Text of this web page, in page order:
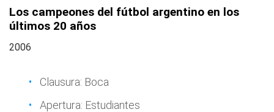
Los campeones del fútbol argentino en los
últimos 20 años
2006
Clausura: Boca
Apertura: Estudiantes